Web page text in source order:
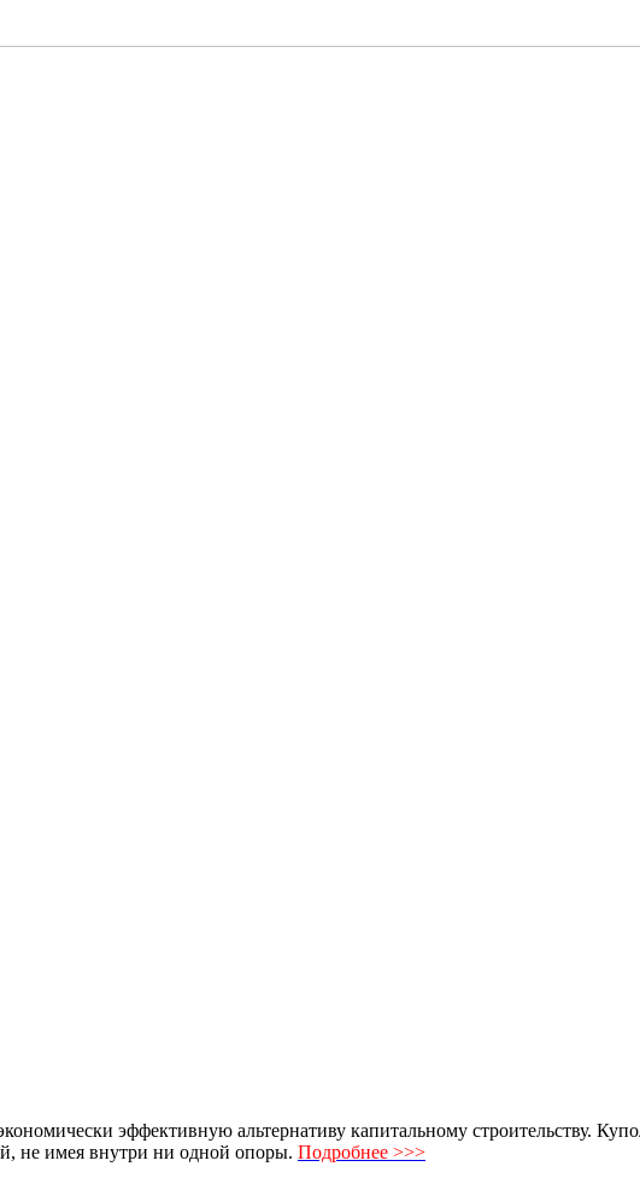
эффективную альтернативу капитальному строительству.
не имея внутри ни одной опоры. Подробнее >>>